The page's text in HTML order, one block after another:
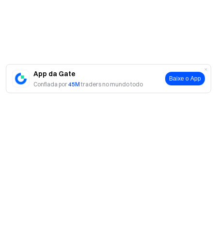
App da Gate
Confiada por45M traders no mundo todo
Baixe o App